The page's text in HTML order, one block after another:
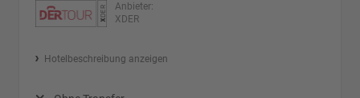
Anbieter:
XDER
Hotelbeschreibung anzeigen